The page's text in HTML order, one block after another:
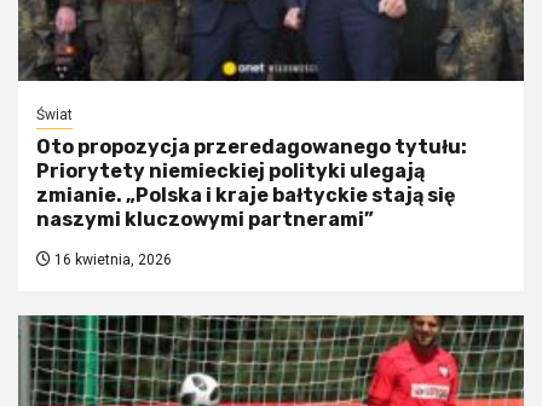
Świat
Oto propozycja przeredagowanego tytułu:
Priorytety niemieckiej polityki ulegają
zmianie. „Polska i kraje bałtyckie stają się
naszymi kluczowymi partnerami”
16 kwietnia, 2026